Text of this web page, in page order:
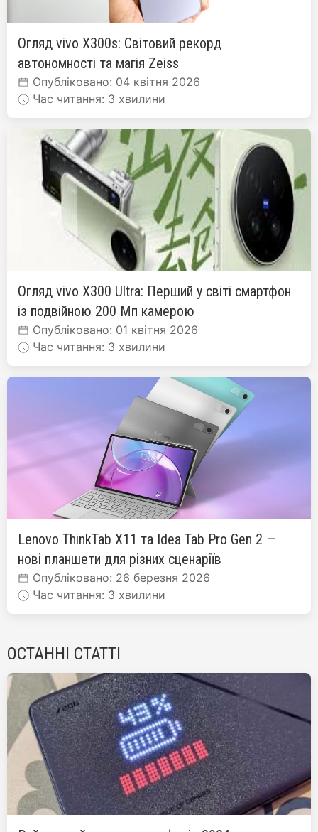
Огляд vivo X300s: Світовий рекорд
автономності та магія Zeiss
Опубліковано: 04 квітня 2026
Час читання: 3 хвилини
Огляд vivo X300 Ultra: Перший у світі смартфон
із подвійною 200 Мп камерою
Опубліковано: 01 квітня 2026
Час читання: 3 хвилини
Lenovo ThinkTab X11 та Idea Tab Pro Gen 2 —
нові планшети для різних сценаріїв
Опубліковано: 26 березня 2026
Час читання: 3 хвилини
ОСТАННІ СТАТТІ